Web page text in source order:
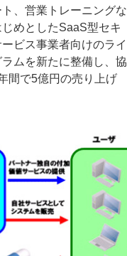
、営業トレーニングな
めとしたSaaS型セキ
ビス事業者向けのライ
ムを新たに整備し、協
間で5億円の売り上げ